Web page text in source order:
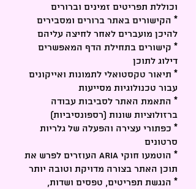
וכוללת תפריטים זמינים וברורים
* הקישורים באתר ברורים ומסבירים
להיכן מועברים לאחר לחיצה עליהם
* קישורים בתחילת הדף המאפשרים
דילוג לתוכן
* תיאור טקסטואלי לתמונות ואייקונים
עבור טכנולוגיות מסייעות
* התאמת האתר לסביבות עבודה
ברזולוציות שונות (רספונסיביות)
* כפתורי עצירה והפעלה של גלריות
סרטונים
* הוטמעו חוקי ARIA העוזרים לפרש את
תוכן האתר בצורה מדויקת וטובה יותר
* הנגשת תפריטים, טפסים ושדות,